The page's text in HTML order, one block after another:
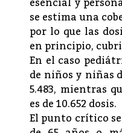
se estima una
por lo que las
en principio,
En el caso
de niños y niñas
5.483, mientras
es de 10.652 dosis.
El punto crítico